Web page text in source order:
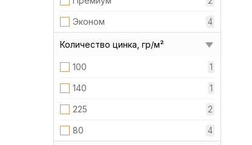
Эконом 4
Количество цинка, гр/м²
100 1
140 1
225 2
80 4